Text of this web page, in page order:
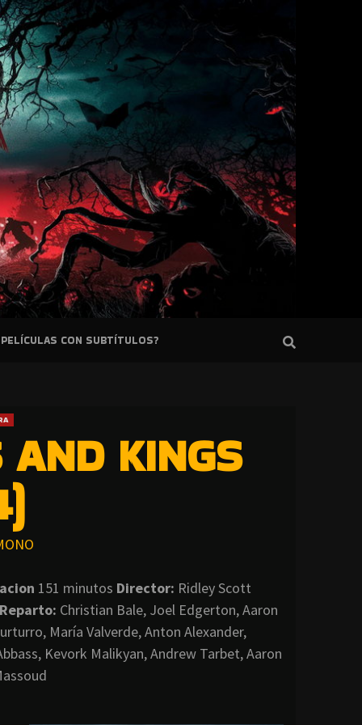
PELÍCULAS CON SUBTÍTULOS?
KINGS
151 minutos Director: Ridley Scott
Reparto: Christian Bale, Joel Edgerton, Aaron
María Valverde, Anton Alexander,
Kevork Malikyan, Andrew Tarbet, Aaron